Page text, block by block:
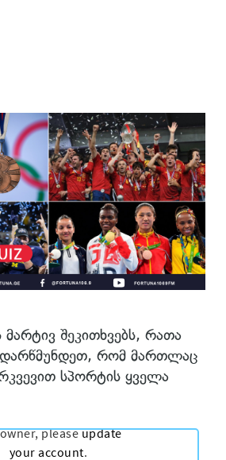
მარტივ შეკითხვებს, რათა
რომ მართლაც
სპორტის ყველა